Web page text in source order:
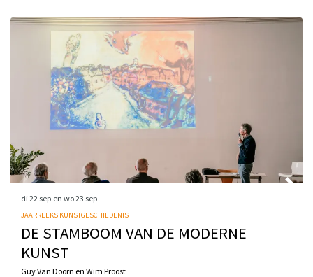
DE STAMBOOM VAN DE MODERNE
KUNST
Guy Van Doorn en Wim Proost
JAARREEKS KUNSTGESCHIEDENIS
di 22 sep en wo 23 sep